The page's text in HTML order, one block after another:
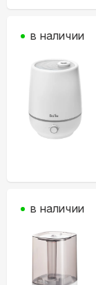
в наличии
в наличии